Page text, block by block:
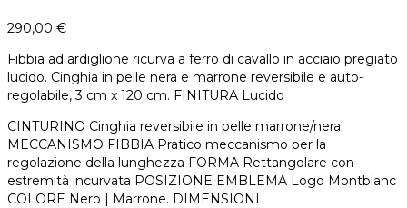
290,00 €
Fibbia ad ardiglione ricurva a ferro di cavallo in acciaio pregiato
lucido. Cinghia in pelle nera e marrone reversibile e auto-
regolabile, 3 cm x 120 cm. FINITURA Lucido
CINTURINO Cinghia reversibile in pelle marrone/nera
MECCANISMO FIBBIA Pratico meccanismo per la
regolazione della lunghezza FORMA Rettangolare con
estremità incurvata POSIZIONE EMBLEMA Logo Montblanc
COLORE Nero | Marrone. DIMENSIONI